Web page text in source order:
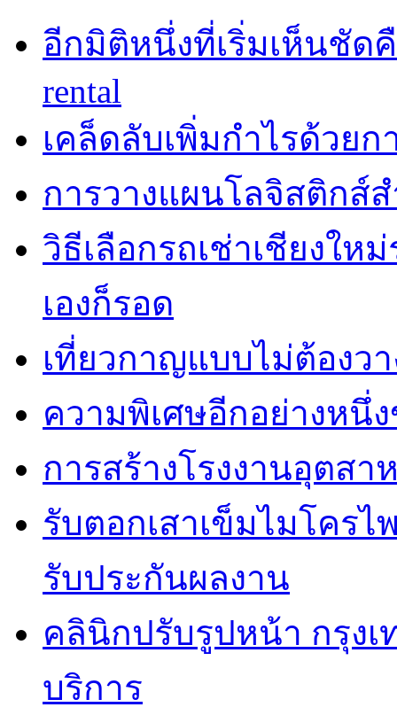
อีกมิติหนึ่งที่เริ่มเห็นชัดคื
rental
เคล็ดลับเพิ่มกำไรด้วย
การวางแผนโลจิสติกส์
วิธีเลือกรถเช่าเชียงให
เองก็รอด
เที่ยวกาญแบบไม่ต้องว
ความพิเศษอีกอย่างหนึ่
การสร้างโรงงานอุตสา
รับตอกเสาเข็มไมโคร
รับประกันผลงาน
คลินิกปรับรูปหน้า กรุง
บริการ